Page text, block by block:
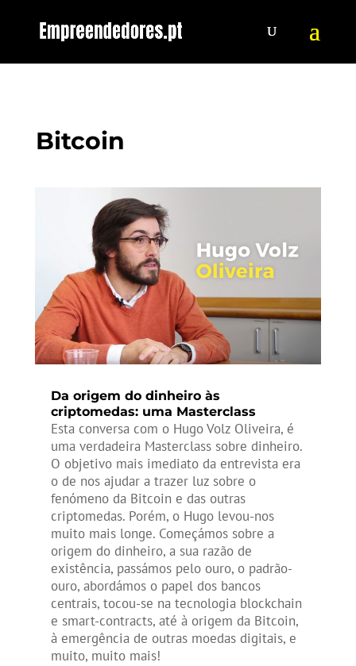
Bitcoin
Da origem do dinheiro às
criptomedas: uma Masterclass
Esta conversa com o Hugo Volz Oliveira, é
uma verdadeira Masterclass sobre dinheiro.
O objetivo mais imediato da entrevista era
o de nos ajudar a trazer luz sobre o
fenómeno da Bitcoin e das outras
criptomedas. Porém, o Hugo levou-nos
muito mais longe. Começámos sobre a
origem do dinheiro, a sua razão de
existência, passámos pelo ouro, o padrão-
ouro, abordámos o papel dos bancos
centrais, tocou-se na tecnologia blockchain
e smart-contracts, até à origem da Bitcoin,
à emergência de outras moedas digitais, e
muito, muito mais!